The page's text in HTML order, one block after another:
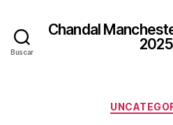
Buscar
Chandal
2025